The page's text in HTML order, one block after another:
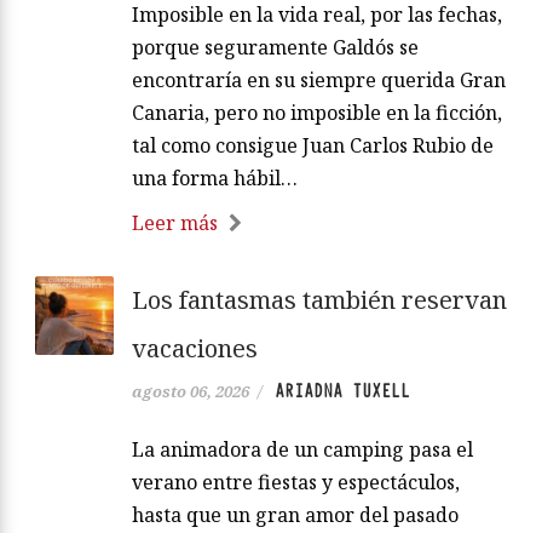
Imposible en la vida real, por las fechas,
porque seguramente Galdós se
encontraría en su siempre querida Gran
Canaria, pero no imposible en la ficción,
tal como consigue Juan Carlos Rubio de
una forma hábil…
Leer más
Los fantasmas también reservan
vacaciones
agosto 06, 2026 / ARIADNA TUXELL
La animadora de un camping pasa el
verano entre fiestas y espectáculos,
hasta que un gran amor del pasado